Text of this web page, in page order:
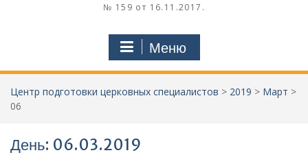
№ 159 от 16.11.2017.
Меню
Центр подготовки церковных специалистов > 2019 > Март >
06
День: 06.03.2019